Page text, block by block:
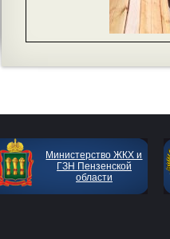
Министерство ЖКХ и
ГЗН Пензенской
области